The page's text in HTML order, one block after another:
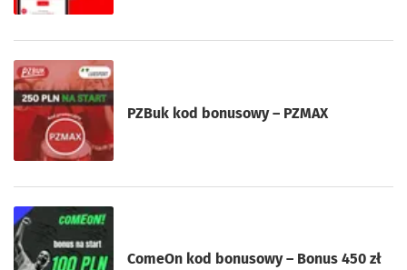
PZBuk kod bonusowy – PZMAX
ComeOn kod bonusowy – Bonus 450 zł